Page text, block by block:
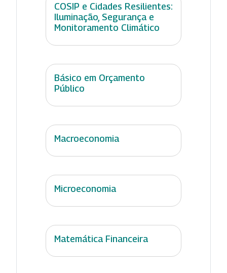
COSIP e Cidades Resilientes:
Iluminação, Segurança e
Monitoramento Climático
Básico em Orçamento
Público
Macroeconomia
Microeconomia
Matemática Financeira